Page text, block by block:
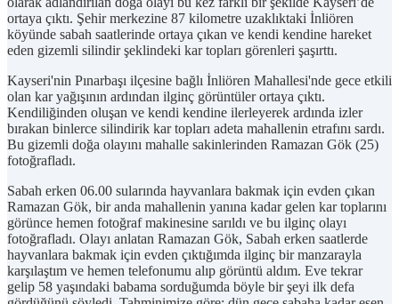
ortaya çıktı. Şehir merkezine 87 kilometre uzaklıktaki İnliören
köyünde sabah saatlerinde ortaya çıkan ve kendi kendine hareket
eden gizemli silindir şeklindeki kar topları görenleri şaşırttı.
Kayseri'nin Pınarbaşı ilçesine bağlı İnliören Mahallesi'nde gece etkili
olan kar yağışının ardından ilginç görüntüler ortaya çıktı.
Kendiliğinden oluşan ve kendi kendine ilerleyerek ardında izler
bırakan binlerce silindirik kar topları adeta mahallenin etrafını sardı.
Bu gizemli doğa olayını mahalle sakinlerinden Ramazan Gök (25)
fotoğrafladı.
Sabah erken 06.00 sularında hayvanlara bakmak için evden çıkan
Ramazan Gök, bir anda mahallenin yanına kadar gelen kar toplarını
görünce hemen fotoğraf makinesine sarıldı ve bu ilginç olayı
fotoğrafladı. Olayı anlatan Ramazan Gök, Sabah erken saatlerde
hayvanlara bakmak için evden çıktığımda ilginç bir manzarayla
karşılaştım ve hemen telefonumu alıp görüntü aldım. Eve tekrar
gelip 58 yaşındaki babama sorduğumda böyle bir şeyi ilk defa